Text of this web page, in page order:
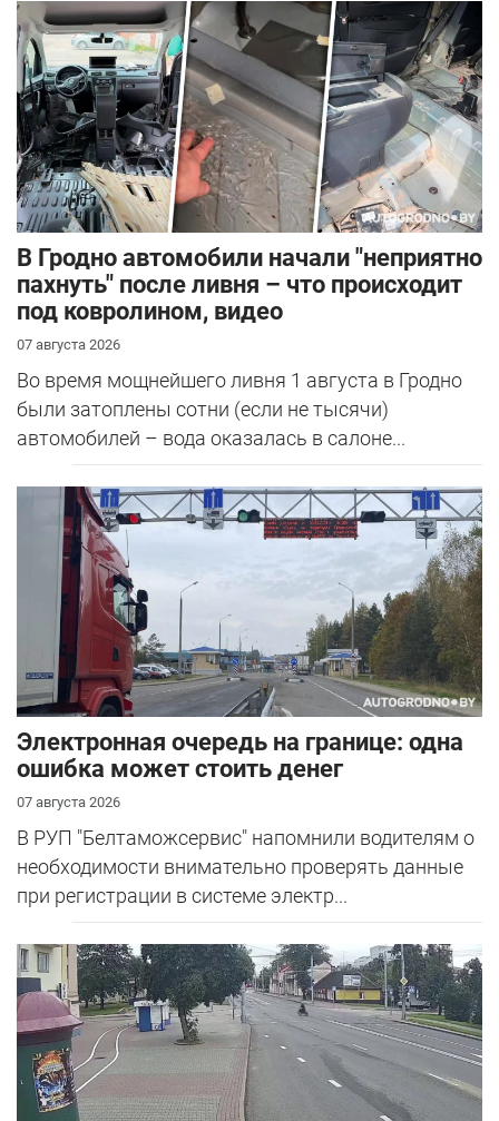
В Гродно автомобили начали "неприятно
пахнуть" после ливня – что происходит
под ковролином, видео
07 августа 2026
Во время мощнейшего ливня 1 августа в Гродно
были затоплены сотни (если не тысячи)
автомобилей – вода оказалась в салоне...
Электронная очередь на границе: одна
ошибка может стоить денег
07 августа 2026
В РУП "Белтаможсервис" напомнили водителям о
необходимости внимательно проверять данные
при регистрации в системе электр...